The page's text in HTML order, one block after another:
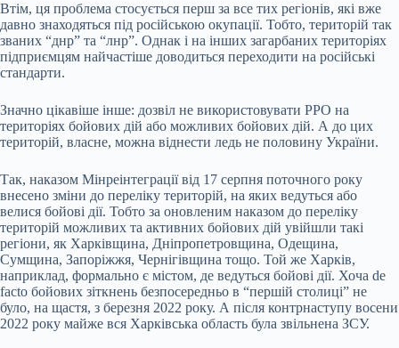
Втім, ця проблема стосується перш за все тих регіонів, які вже
давно знаходяться під російською окупації. Тобто, територій так
званих “днр” та “лнр”. Однак і на інших загарбаних територіях
підприємцям найчастіше доводиться переходити на російські
стандарти.
Значно цікавіше інше: дозвіл не використовувати РРО на
територіях бойових дій або можливих бойових дій. А до цих
територій, власне, можна віднести ледь не половину України.
Так, наказом Мінреінтеграції від 17 серпня поточного року
внесено зміни до переліку територій, на яких ведуться або
велися бойові дії. Тобто за оновленим наказом до переліку
територій можливих та активних бойових дій увійшли такі
регіони, як Харківщина, Дніпропетровщина, Одещина,
Сумщина, Запоріжжя, Чернігівщина тощо. Той же Харків,
наприклад, формально є містом, де ведуться бойові дії. Хоча de
facto бойових зіткнень безпосередньо в “першій столиці” не
було, на щастя, з березня 2022 року. А після контрнаступу восени
2022 року майже вся Харківська область була звільнена ЗСУ.